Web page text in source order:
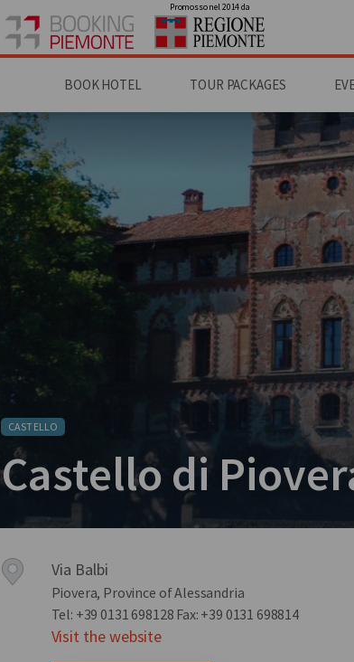
Promosso nel 2014 da
BOOK HOTEL TOUR PACKAGES
CASTELLO
Castello di
Via Balbi
Piovera, Province of Alessandria
Tel: +39 0131 698128 Fax: +39 0131 698814
Visit the website